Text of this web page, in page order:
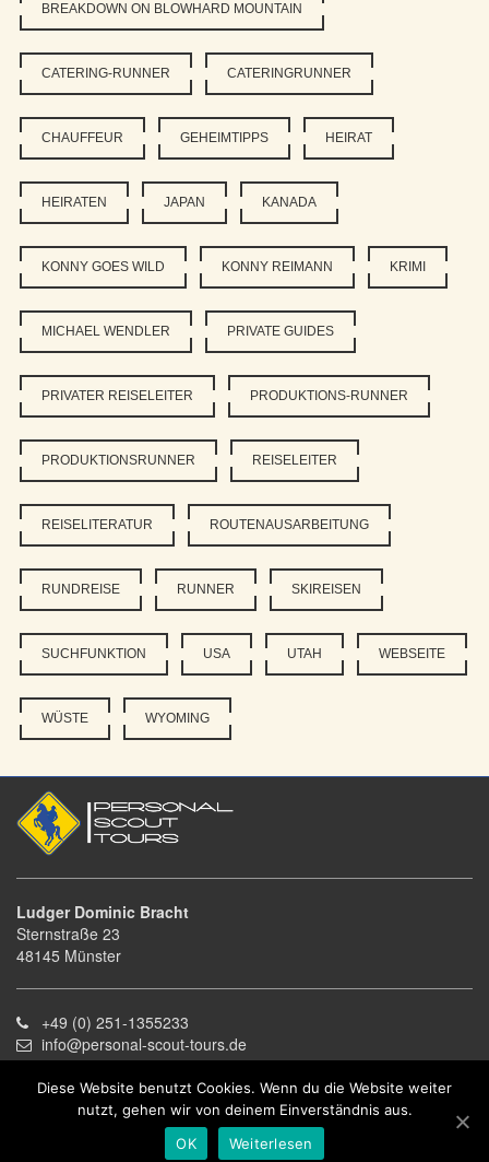
BREAKDOWN ON BLOWHARD MOUNTAIN
CATERING-RUNNER CATERINGRUNNER
CHAUFFEUR GEHEIMTIPPS HEIRAT
HEIRATEN JAPAN KANADA
KONNY GOES WILD KONNY REIMANN KRIMI
MICHAEL WENDLER PRIVATE GUIDES
PRIVATER REISELEITER PRODUKTIONS-RUNNER
PRODUKTIONSRUNNER REISELEITER
REISELITERATUR ROUTENAUSARBEITUNG
RUNDREISE RUNNER SKIREISEN
SUCHFUNKTION USA UTAH WEBSEITE
WÜSTE WYOMING
Ludger Dominic Bracht
Sternstraße 23
48145 Münster
+49 (0) 251-1355233
info@personal-scout-tours.de
Datenschutzerklärung
Diese Website benutzt Cookies. Wenn du die Website weiter
nutzt, gehen wir von deinem Einverständnis aus.
OK
Weiterlesen